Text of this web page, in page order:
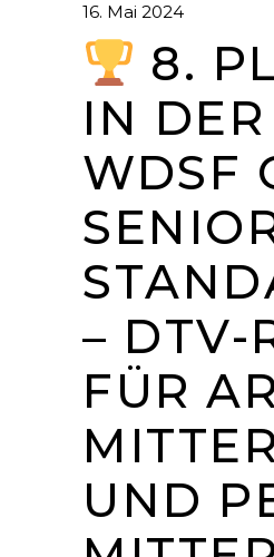
16. Mai 2024
8.
IN DER
WDSF
– DTV-
FÜR
UND